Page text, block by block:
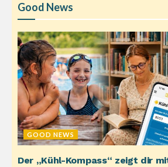
Good News
GOOD NEWS
Der „Kühl-Kompass“ zeigt dir